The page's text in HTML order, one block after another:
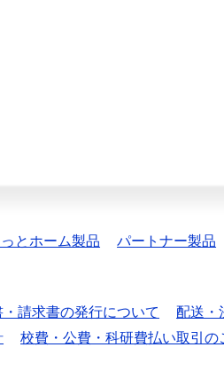
とホーム製品 パートナー製品
請求書の発行について 配送・
校費・公費・科研費払い取引の